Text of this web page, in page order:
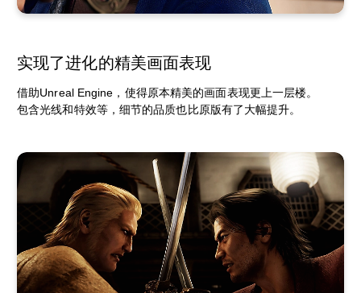
实现了进化的精美画面表现
借助Unreal Engine，使得原本精美的画面表现更上一层楼。
包含光线和特效等，细节的品质也比原版有了大幅提升。